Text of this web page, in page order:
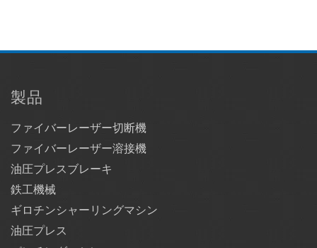
製品
ファイバーレーザー切断機
ファイバーレーザー溶接機
油圧プレスブレーキ
鉄工機械
ギロチンシャーリングマシン
油圧プレス